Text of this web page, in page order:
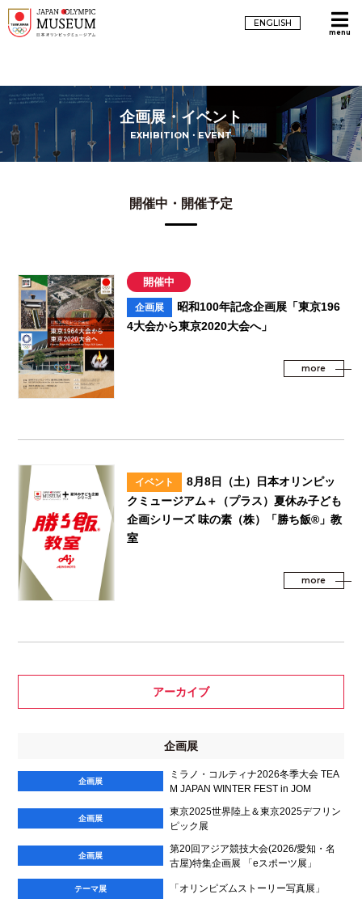
ENGLISH
menu
企画展・イベント
EXHIBITION・EVENT
開催中・開催予定
開催中
企画展
昭和100年記念企画展「東京196
4大会から東京2020大会へ」
more
イベント
8月8日（土）日本オリンピッ
クミュージアム＋（プラス）夏休み子ども
企画シリーズ 味の素（株）「勝ち飯®」教
室
more
アーカイブ
企画展
企画展
ミラノ・コルティナ2026冬季大会 TEA
M JAPAN WINTER FEST in JOM
企画展
東京2025世界陸上＆東京2025デフリン
ピック展
企画展
第20回アジア競技大会(2026/愛知・名
古屋)特集企画展 「eスポーツ展」
テーマ展 「オリンピズムストーリー写真展」